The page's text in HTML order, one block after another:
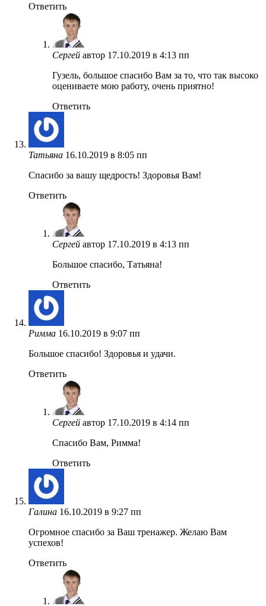
Ответить
Сергей автор 17.10.2019 в 4:13 пп
Гузель, большое спасибо Вам за то, что так высоко
оцениваете мою работу, очень приятно!
Ответить
Татьяна 16.10.2019 в 8:05 пп
Спасибо за вашу щедрость! Здоровья Вам!
Ответить
Сергей автор 17.10.2019 в 4:13 пп
Большое спасибо, Татьяна!
Ответить
Римма 16.10.2019 в 9:07 пп
Большое спасибо! Здоровья и удачи.
Ответить
Сергей автор 17.10.2019 в 4:14 пп
Спасибо Вам, Римма!
Ответить
Галина 16.10.2019 в 9:27 пп
Огромное спасибо за Ваш тренажер. Желаю Вам
успехов!
Ответить